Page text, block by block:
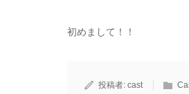
初めまして！！
投稿者: cast